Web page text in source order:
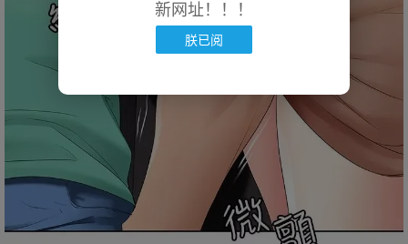
新网址！！！
朕已阅